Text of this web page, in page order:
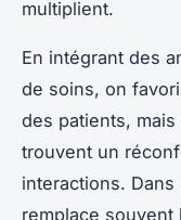
multiplient.
En intégrant des
de soins, on
des patients,
trouvent un
interactions.
remplace souvent